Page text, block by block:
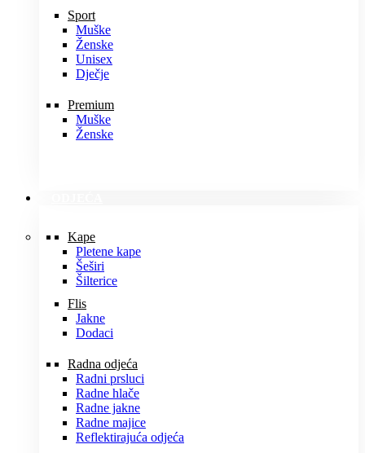
Sport
Muške
Ženske
Unisex
Dječje
Premium
Muške
Ženske
Kape
Pletene kape
Šeširi
Šilterice
Flis
Jakne
Dodaci
Radna odjeća
Radni prsluci
Radne hlače
Radne jakne
Radne majice
Reflektirajuća odjeća